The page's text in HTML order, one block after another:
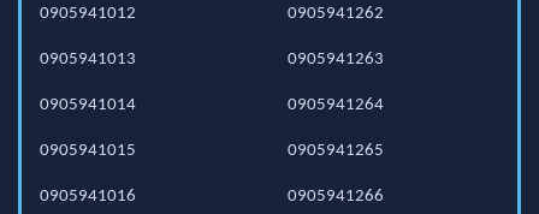
0905941012
0905941013
0905941014
0905941015
0905941016
0905941262
0905941263
0905941264
0905941265
0905941266